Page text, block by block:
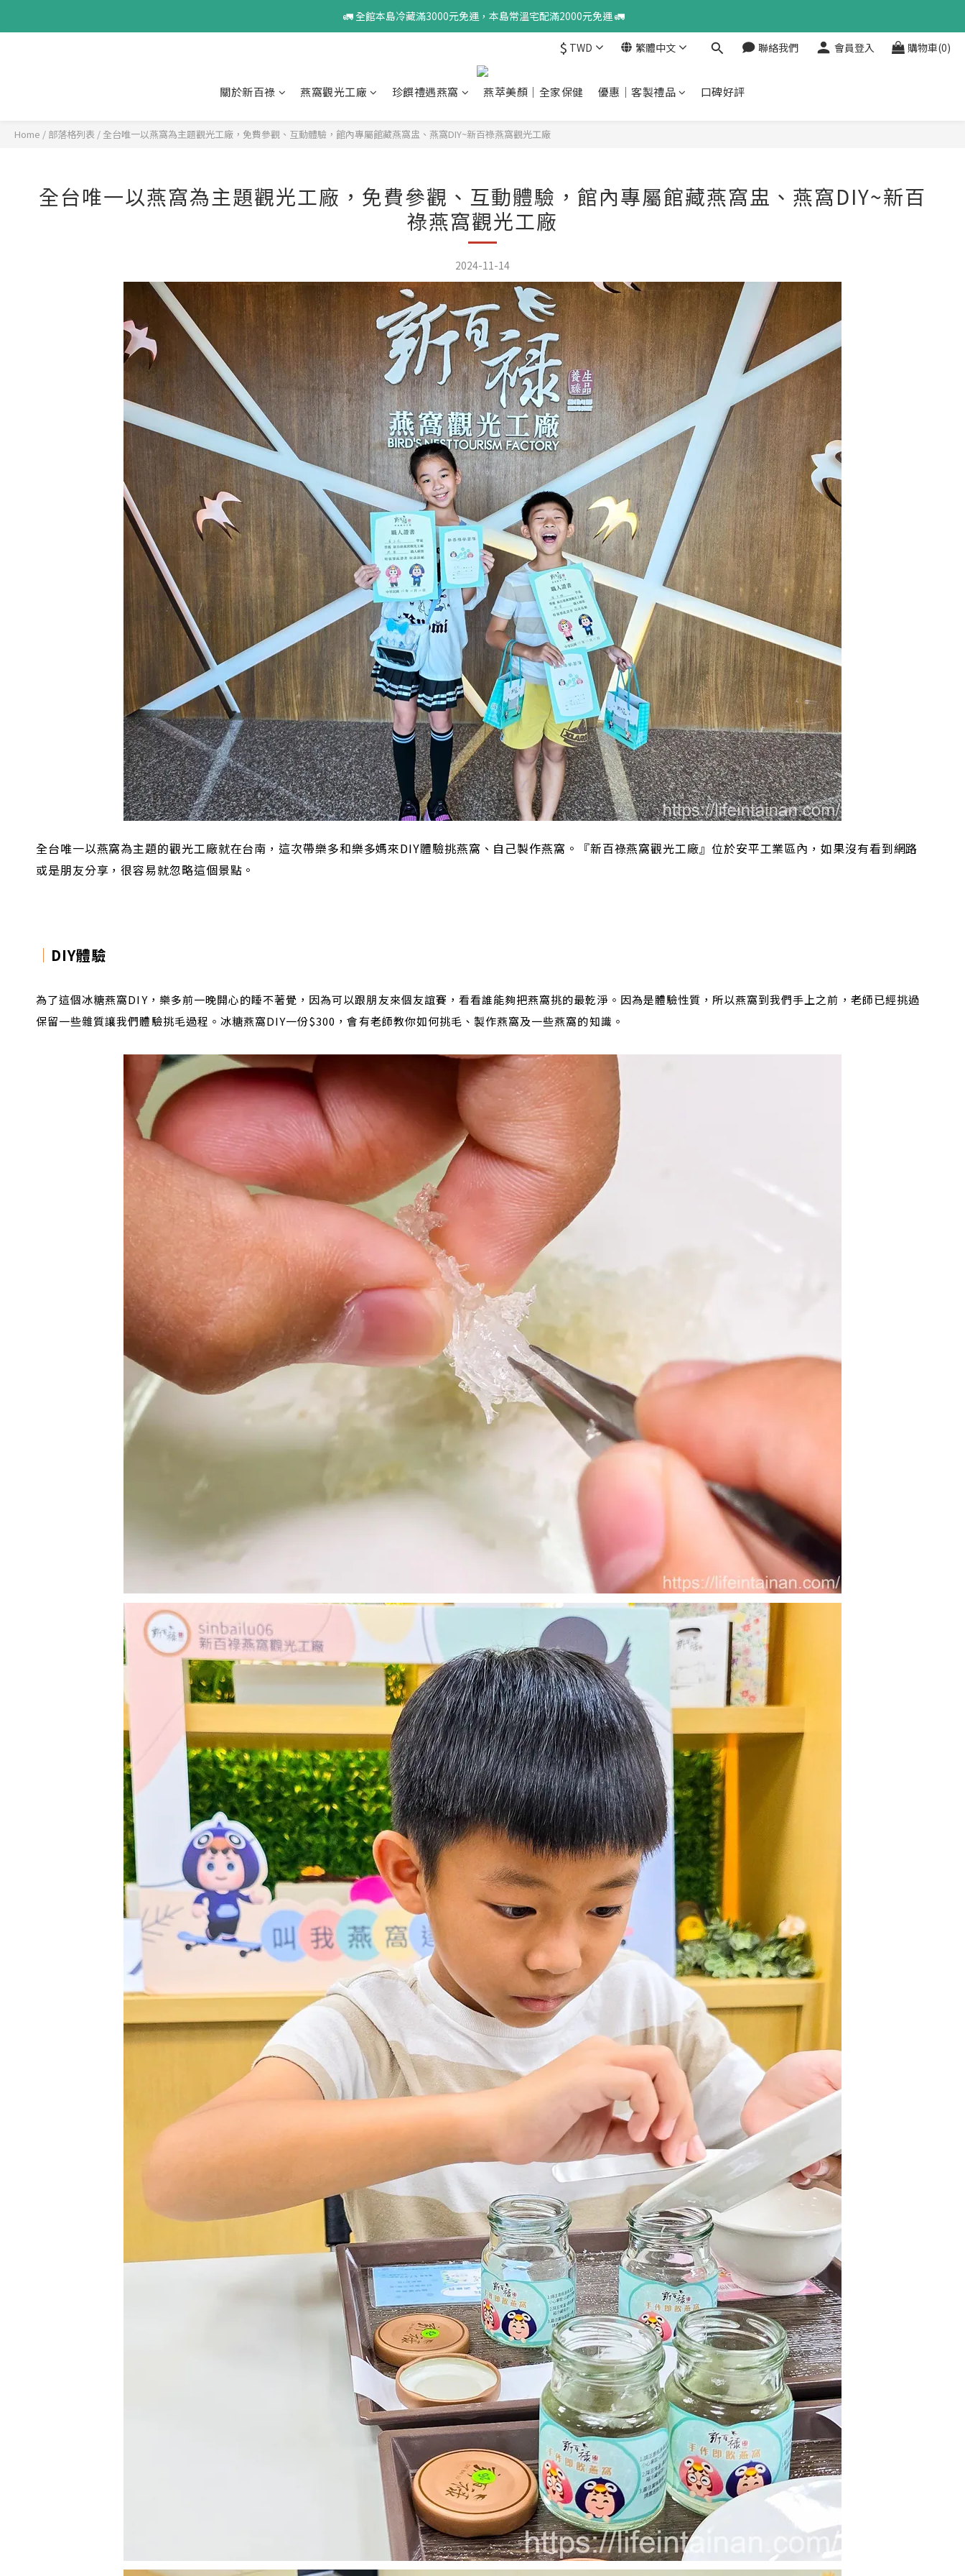
🚛 全館本島冷藏滿3000元免運，本島常溫宅配滿2000元免運 🚛
$ TWD 繁體中文 聯絡我們 會員登入 購物車(0)
關於新百祿 燕窩觀光工廠 珍饌禮遇燕窩 燕萃美顏｜全家保健 優惠｜客製禮品 口碑好評
Home / 部落格列表 / 全台唯一以燕窩為主題觀光工廠，免費參觀、互動體驗，館內專屬館藏燕窩盅、燕窩DIY~新百祿燕窩觀光工廠
全台唯一以燕窩為主題觀光工廠，免費參觀、互動體驗，館內專屬館藏燕窩盅、燕窩DIY~新百
祿燕窩觀光工廠
2024-11-14
全台唯一以燕窩為主題的觀光工廠就在台南，這次帶樂多和樂多媽來DIY體驗挑燕窩、自己製作燕窩。『新百祿燕窩觀光工廠』位於安平工業區內，如果沒有看到網路
或是朋友分享，很容易就忽略這個景點。
｜ DIY體驗
為了這個冰糖燕窩DIY，樂多前一晚開心的睡不著覺，因為可以跟朋友來個友誼賽，看看誰能夠把燕窩挑的最乾淨。因為是體驗性質，所以燕窩到我們手上之前，老師已經挑過
保留一些雜質讓我們體驗挑毛過程。冰糖燕窩DIY一份$300，會有老師教你如何挑毛、製作燕窩及一些燕窩的知識。